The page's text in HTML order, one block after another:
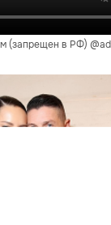
(запрещен в РФ)